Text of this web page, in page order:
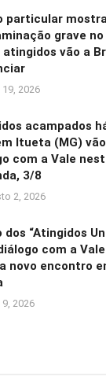
particular
grave no
atingidos vão a
2026
acampados
Itueta (MG)
com a Vale
3/8
2, 2026
dos “Atingidos
com a
novo encontro
2026